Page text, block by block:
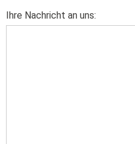
Ihre Nachricht an uns: